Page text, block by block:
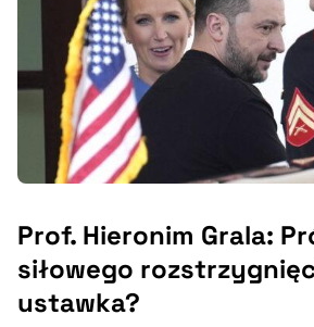
Prof. Hieronim Grala:
siłowego
ustawka?